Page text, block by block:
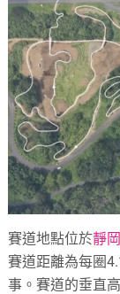
賽道地點位於靜
賽道距離為每圈
事。賽道的垂直